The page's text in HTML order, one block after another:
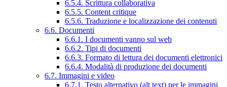
6.5.4. Scrittura collaborativa
6.5.5. Content critique
6.5.6. Traduzione e localizzazione dei contenuti
6.6. Documenti
6.6.1. I documenti vanno sul web
6.6.2. Tipi di documenti
6.6.3. Formato di lettura dei documenti elettronici
6.6.4. Modalità di produzione dei documenti
6.7. Immagini e video
6.7.1. Testo alternativo (alt text) per le immagini